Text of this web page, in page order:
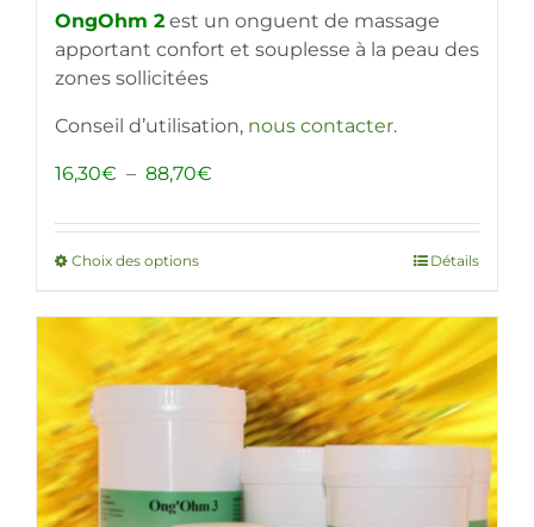
OngOhm 2 est un onguent de massage
apportant confort et souplesse à la peau des
zones sollicitées
Conseil d’utilisation, nous contacter.
16,30€ – 88,70€
prix :
88,70€
Choix des optionsCe
a
plusieurs
variations.
options
être
choisies
Détails